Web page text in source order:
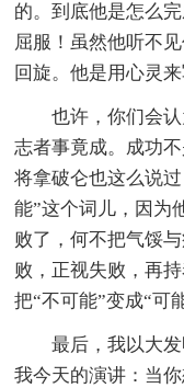
的。到底他是怎么
屈服！虽然他听不
回旋。他是用心灵来
也许，你们会
志者事竟成。成功
将拿破仑也这么说
能”这个词儿，因为
败了，何不把气馁
败，正视失败，再
把“不可能”变成“可
最后，我以大
我今天的演讲：当